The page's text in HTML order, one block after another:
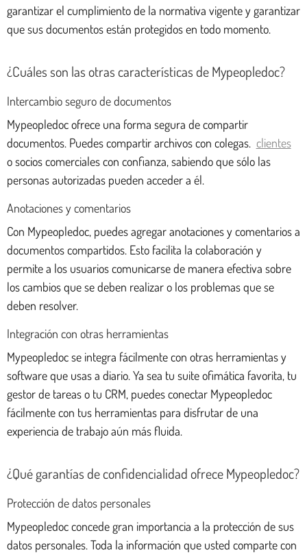
garantizar el cumplimiento de la normativa vigente y garantizar
que sus documentos están protegidos en todo momento.
¿Cuáles son las otras características de Mypeopledoc?
Intercambio seguro de documentos
Mypeopledoc ofrece una forma segura de compartir
documentos. Puedes compartir archivos con colegas. clientes
o socios comerciales con confianza, sabiendo que sólo las
personas autorizadas pueden acceder a él.
Anotaciones y comentarios
Con Mypeopledoc, puedes agregar anotaciones y comentarios a
documentos compartidos. Esto facilita la colaboración y
permite a los usuarios comunicarse de manera efectiva sobre
los cambios que se deben realizar o los problemas que se
deben resolver.
Integración con otras herramientas
Mypeopledoc se integra fácilmente con otras herramientas y
software que usas a diario. Ya sea tu suite ofimática favorita, tu
gestor de tareas o tu CRM, puedes conectar Mypeopledoc
fácilmente con tus herramientas para disfrutar de una
experiencia de trabajo aún más fluida.
¿Qué garantías de confidencialidad ofrece Mypeopledoc?
Protección de datos personales
Mypeopledoc concede gran importancia a la protección de sus
datos personales. Toda la información que usted comparte con